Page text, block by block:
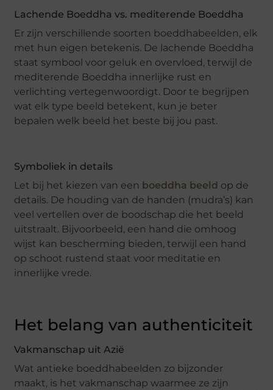
Lachende Boeddha vs. mediterende Boeddha
Er zijn verschillende soorten boeddhabeelden, elk
met hun eigen betekenis. De lachende Boeddha
staat symbool voor geluk en overvloed, terwijl de
mediterende Boeddha innerlijke rust en
verlichting vertegenwoordigt. Door te begrijpen
wat elk type beeld betekent, kun je beter
bepalen welk beeld het beste bij jou past.
Symboliek in details
Let bij het kiezen van een boeddha beeld op de
details. De houding van de handen (mudra’s) kan
veel vertellen over de boodschap die het beeld
uitstraalt. Bijvoorbeeld, een hand die omhoog
wijst kan bescherming bieden, terwijl een hand
op schoot rustend staat voor meditatie en
innerlijke vrede.
Het belang van authenticiteit
Vakmanschap uit Azië
Wat antieke boeddhabeelden zo bijzonder
maakt, is het vakmanschap waarmee ze zijn